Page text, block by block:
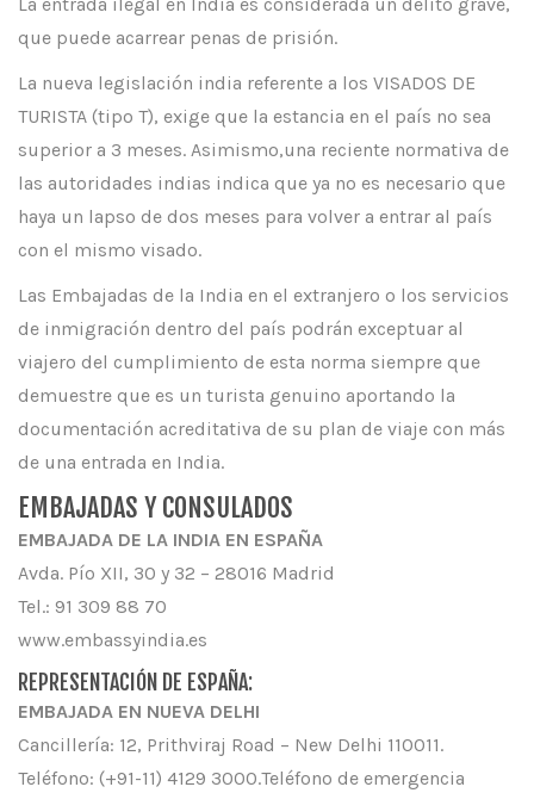
que puede acarrear penas de prisión.
La nueva legislación india referente a los VISADOS DE
TURISTA (tipo T), exige que la estancia en el país no sea
superior a 3 meses. Asimismo,una reciente normativa de
las autoridades indias indica que ya no es necesario que
haya un lapso de dos meses para volver a entrar al país
con el mismo visado.
Las Embajadas de la India en el extranjero o los servicios
de inmigración dentro del país podrán exceptuar al
viajero del cumplimiento de esta norma siempre que
demuestre que es un turista genuino aportando la
documentación acreditativa de su plan de viaje con más
de una entrada en India.
EMBAJADAS Y CONSULADOS
EMBAJADA DE LA INDIA EN ESPAÑA
Avda. Pío XII, 30 y 32 – 28016 Madrid
Tel.: 91 309 88 70
www.embassyindia.es
REPRESENTACIÓN DE ESPAÑA:
EMBAJADA EN NUEVA DELHI
Cancillería: 12, Prithviraj Road – New Delhi 110011.
Teléfono: (+91-11) 4129 3000.Teléfono de emergencia